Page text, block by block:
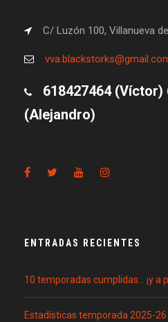
C/ Luzón 100, Villanueva
618427464 (Víctor)
(Alejandro)
ENTRADAS RECIENTES
10 temporadas cumplidas… ¡y a
Estadísticas temporada 2025-